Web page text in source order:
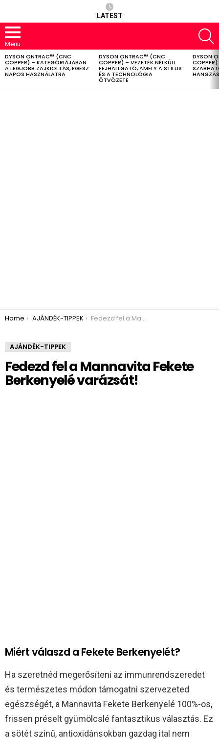
LATEST
Menu
LATEST
STORIES
DYSON ONTRAC™ (CNC
COPPER) – KATEGÓRIÁJÁBAN
A LEGJOBB ZAJKIOLTÁS, EGÉSZ
NAPOS HASZNÁLATRA
DYSON ONTRAC™ (CNC
COPPER) – VEZETÉK NÉLKÜLI
FEJHALLGATÓ, AMELY A STÍLUS
ÉS A TECHNOLÓGIA
ÖTVÖZETE
DYSON
COPPER)
You are here:
Home AJÁNDÉK-TIPPEK Fedezd fel a Mannavita Fekete Berkenyelé varázsát!
AJÁNDÉK-TIPPEK
Fedezd fel a Mannavita Fekete
Berkenyelé varázsát!
Miért válaszd a Fekete Berkenyelét?
Ha szeretnéd megerősíteni az immunrendszeredet
és természetes módon támogatni szervezeted
egészségét, a Mannavita Fekete Berkenyelé 100%-os,
frissen préselt gyümölcslé fantasztikus választás. Ez
a sötét színű, antioxidánsokban gazdag ital nem